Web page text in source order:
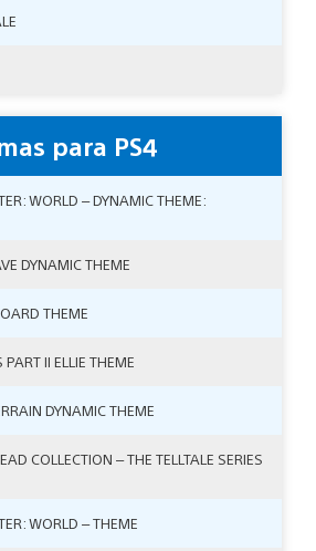
para PS4
WORLD – DYNAMIC THEME:
DYNAMIC THEME
THEME
II ELLIE THEME
DYNAMIC THEME
COLLECTION – THE TELLTALE SERIES
WORLD – THEME